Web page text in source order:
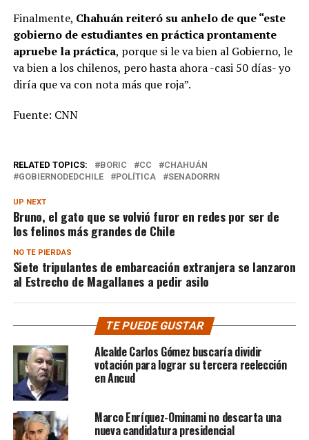
Finalmente, Chahuán reiteró su anhelo de que “este
gobierno de estudiantes en práctica prontamente
apruebe la práctica, porque si le va bien al Gobierno, le
va bien a los chilenos, pero hasta ahora -casi 50 días- yo
diría que va con nota más que roja”.
Fuente: CNN
RELATED TOPICS: BORIC CC
CHAHUÁN
GOBIERNODEDCHILE
POLÍTICA SENADORRN
UP NEXT
Bruno, el gato que se volvió furor en redes por ser de
los felinos más grandes de Chile
NO TE PIERDAS
Siete tripulantes de embarcación extranjera se lanzaron
al Estrecho de Magallanes a pedir asilo
TE PUEDE GUSTAR
Alcalde Carlos Gómez buscaría dividir
votación para lograr su tercera reelección
en Ancud
Marco Enríquez-Ominami no descarta una
nueva candidatura presidencial